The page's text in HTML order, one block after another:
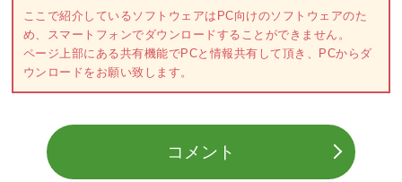
ここで紹介しているソフトウェアはPC向けのソフトウェアのた
め、スマートフォンでダウンロードすることができません。
ページ上部にある共有機能でPCと情報共有して頂き、PCからダ
ウンロードをお願い致します。
コメント